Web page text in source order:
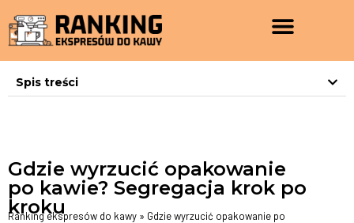
Spis treści
Gdzie wyrzucić opakowanie
po kawie? Segregacja krok po
kroku
Ranking ekspresów do kawy » Gdzie wyrzucić opakowanie po